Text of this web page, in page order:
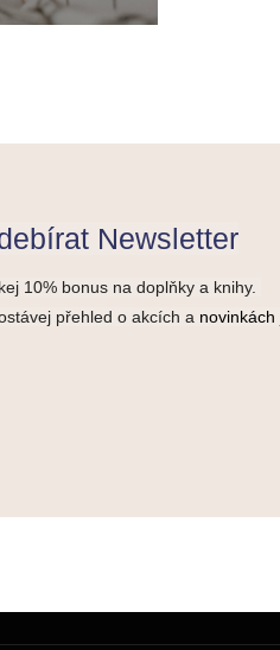
Newsletter
10% bonus na doplňky a knihy.
přehled o akcích a novinkách